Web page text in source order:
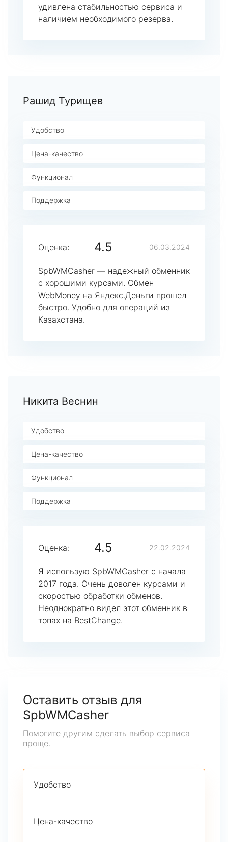
удивлена стабильностью сервиса и
наличием необходимого резерва.
Рашид Турищев
Удобство
Цена-качество
Функционал
Поддержка
Оценка: 4.5 06.03.2024
SpbWMCasher — надежный обменник
с хорошими курсами. Обмен
WebMoney на Яндекс.Деньги прошел
быстро. Удобно для операций из
Казахстана.
Никита Веснин
Удобство
Цена-качество
Функционал
Поддержка
Оценка: 4.5 22.02.2024
Я использую SpbWMCasher с начала
2017 года. Очень доволен курсами и
скоростью обработки обменов.
Неоднократно видел этот обменник в
топах на BestChange.
Оставить отзыв для
SpbWMCasher
Помогите другим сделать выбор сервиса
проще.
Удобство
Цена-качество